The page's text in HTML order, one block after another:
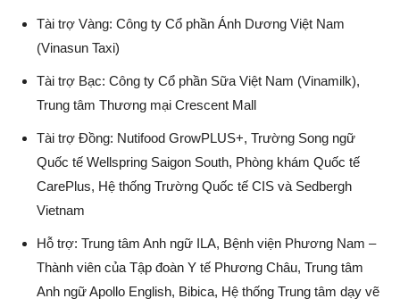
Tài trợ Vàng: Công ty Cổ phần Ánh Dương Việt Nam
(Vinasun Taxi)
Tài trợ Bạc: Công ty Cổ phần Sữa Việt Nam (Vinamilk),
Trung tâm Thương mại Crescent Mall
Tài trợ Đồng: Nutifood GrowPLUS+, Trường Song ngữ
Quốc tế Wellspring Saigon South, Phòng khám Quốc tế
CarePlus, Hệ thống Trường Quốc tế CIS và Sedbergh
Vietnam
Hỗ trợ: Trung tâm Anh ngữ ILA, Bệnh viện Phương Nam –
Thành viên của Tập đoàn Y tế Phương Châu, Trung tâm
Anh ngữ Apollo English, Bibica, Hệ thống Trung tâm dạy vẽ